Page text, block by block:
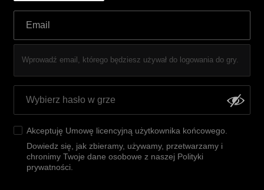
Wprowadź email, którego będziesz używał do logowania do gry.
Akceptuję Umowę licencyjną użytkownika końcowego
Dowiedz się, jak zbieramy, używamy, przetwarzamy i
chronimy Twoje dane osobowe z naszej Polityki
prywatności